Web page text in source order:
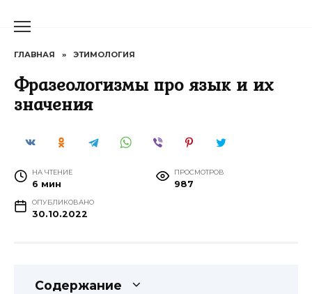
ГЛАВНАЯ » ЭТИМОЛОГИЯ
Фразеологизмы про язык и их
значения
НА ЧТЕНИЕ
6 мин
ПРОСМОТРОВ
987
ОПУБЛИКОВАНО
30.10.2022
Содержание